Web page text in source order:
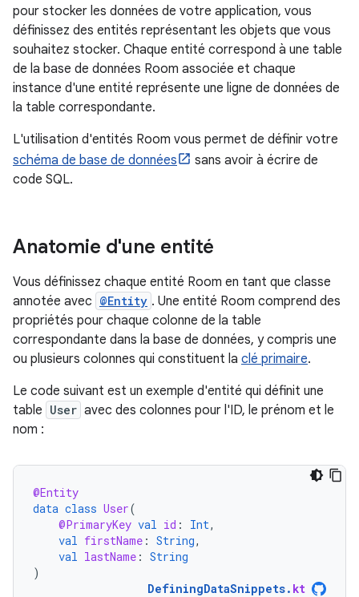
pour stocker les données de votre application, vous
définissez des entités représentant les objets que vous
souhaitez stocker. Chaque entité correspond à une table
de la base de données Room associée et chaque
instance d'une entité représente une ligne de données de
la table correspondante.
L'utilisation d'entités Room vous permet de définir votre
schéma de base de données
sans avoir à écrire de
code SQL.
Anatomie d'une entité
Vous définissez chaque entité Room en tant que classe
annotée avec @Entity . Une entité Room comprend des
propriétés pour chaque colonne de la table
correspondante dans la base de données, y compris une
ou plusieurs colonnes qui constituent la clé primaire.
Le code suivant est un exemple d'entité qui définit une
table User avec des colonnes pour l'ID, le prénom et le
nom :
@Entity
data class User(
@PrimaryKey val id : Int,
val firstName : String,
val lastName : String
)
DefiningDataSnippets. kt